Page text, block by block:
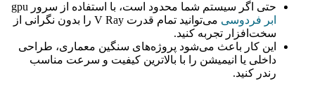
حتی اگر سیستم شما محدود است، با استفاده از سرور gpu
ابر فردوسی
می‌توانید تمام قدرت V Ray را بدون نگرانی از
سخت‌افزار تجربه کنید.
این کار باعث می‌شود پروژه‌های سنگین معماری، طراحی
داخلی یا انیمیشن را با بالاترین کیفیت و سرعت مناسب
رندر کنید.